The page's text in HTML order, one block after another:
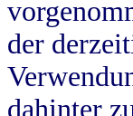
der
dahinter